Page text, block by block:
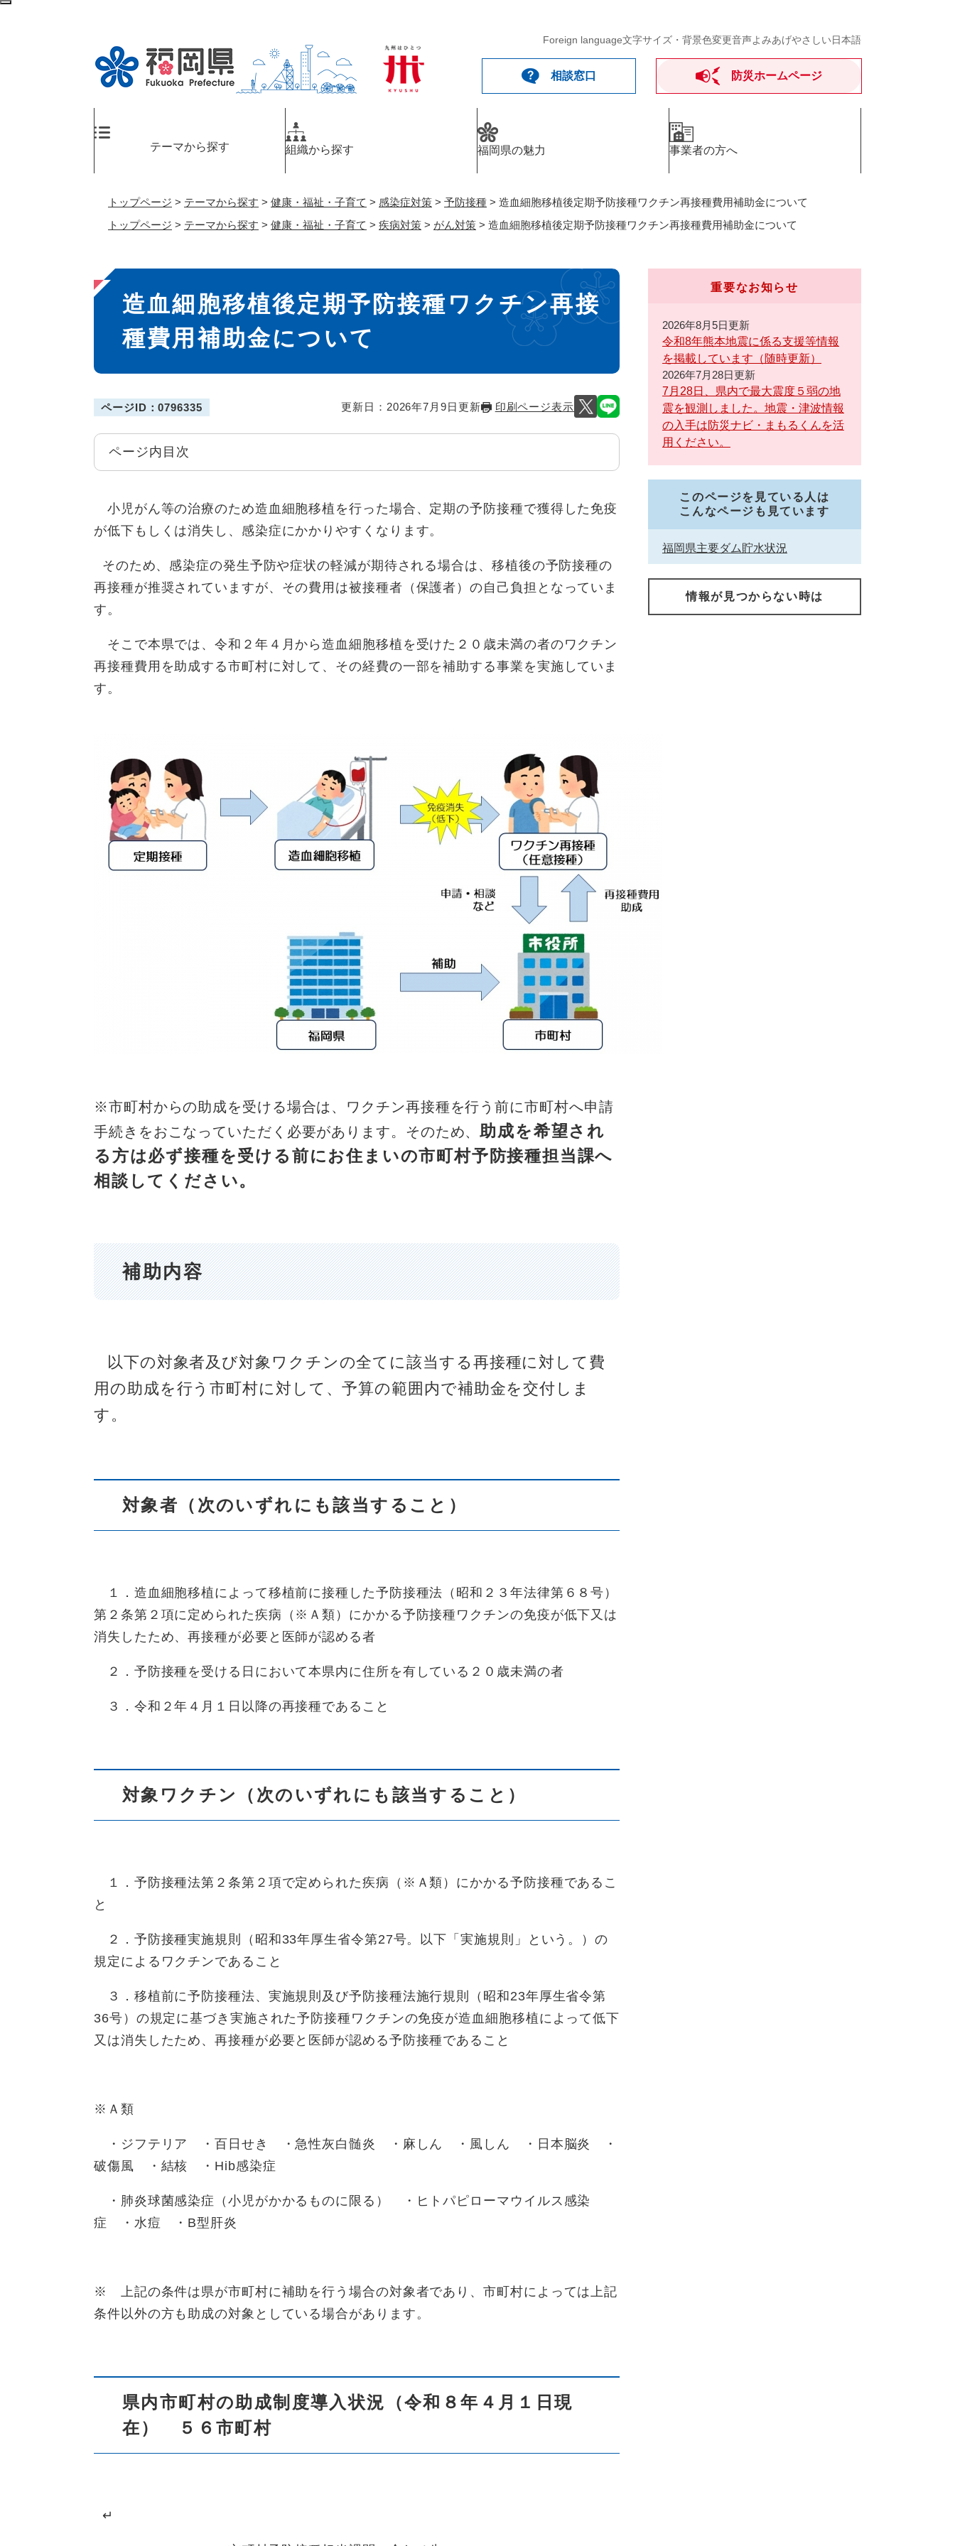
ペ
Foreign language文字サイズ・背景色変更音声よみあげやさしい日本語
相談窓口 防災ホームページ
テーマから探す 組織から探す 福岡県の魅力 事業者の方へ
トップページ > テーマから探す > 健康・福祉・子育て > 感染症対策 > 予防接種 > 造血細胞移植後定期予防接種ワクチン再接種費用補助金について
トップページ > テーマから探す > 健康・福祉・子育て > 疾病対策 > がん対策 > 造血細胞移植後定期予防接種ワクチン再接種費用補助金について
本
文
造血細胞移植後定期予防接種ワクチン再接
種費用補助金について
ページID：0796335 更新日：2026年7月9日更新 印刷ページ表示
ページ内目次
小児がん等の治療のため造血細胞移植を行った場合、定期の予防接種で獲得した免疫
が低下もしくは消失し、感染症にかかりやすくなります。
そのため、感染症の発生予防や症状の軽減が期待される場合は、移植後の予防接種の
再接種が推奨されていますが、その費用は被接種者（保護者）の自己負担となっていま
す。
そこで本県では、令和２年４月から造血細胞移植を受けた２０歳未満の者のワクチン
再接種費用を助成する市町村に対して、その経費の一部を補助する事業を実施していま
す。
※市町村からの助成を受ける場合は、ワクチン再接種を行う前に市町村へ申請
手続きをおこなっていただく必要があります。そのため、助成を希望され
る方は必ず接種を受ける前にお住まいの市町村予防接種担当課へ
相談してください。
補助内容
以下の対象者及び対象ワクチンの全てに該当する再接種に対して費
用の助成を行う市町村に対して、予算の範囲内で補助金を交付しま
す。
対象者（次のいずれにも該当すること）
１．造血細胞移植によって移植前に接種した予防接種法（昭和２３年法律第６８号）
第２条第２項に定められた疾病（※Ａ類）にかかる予防接種ワクチンの免疫が低下又は
消失したため、再接種が必要と医師が認める者
２．予防接種を受ける日において本県内に住所を有している２０歳未満の者
３．令和２年４月１日以降の再接種であること
対象ワクチン（次のいずれにも該当すること）
１．予防接種法第２条第２項で定められた疾病（※Ａ類）にかかる予防接種であるこ
と
２．予防接種実施規則（昭和33年厚生省令第27号。以下「実施規則」という。）の
規定によるワクチンであること
３．移植前に予防接種法、実施規則及び予防接種法施行規則（昭和23年厚生省令第
36号）の規定に基づき実施された予防接種ワクチンの免疫が造血細胞移植によって低下
又は消失したため、再接種が必要と医師が認める予防接種であること
※Ａ類
・ジフテリア ・百日せき ・急性灰白髄炎 ・麻しん ・風しん ・日本脳炎 ・
破傷風 ・結核 ・Hib感染症
・肺炎球菌感染症（小児がかかるものに限る） ・ヒトパピローマウイルス感染
症 ・水痘 ・B型肝炎
※ 上記の条件は県が市町村に補助を行う場合の対象者であり、市町村によっては上記
条件以外の方も助成の対象としている場合があります。
県内市町村の助成制度導入状況（令和８年４月１日現
在） ５６市町村
↵
重要なお知らせ
2026年8月5日更新
令和8年熊本地震に係る支援等情報
を掲載しています（随時更新）
2026年7月28日更新
7月28日、県内で最大震度５弱の地
震を観測しました。地震・津波情報
の入手は防災ナビ・まもるくんを活
用ください。
このページを見ている人は
こんなページも見ています
福岡県主要ダム貯水状況
情報が見つからない時は